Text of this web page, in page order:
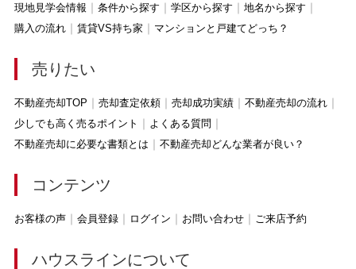
現地見学会情報 条件から探す 学区から探す
地名から探す
購入の流れ
賃貸VS持ち家 マンションと戸建てどっち？
売りたい
不動産売却TOP 売却査定依頼 売却成功実績
不動産売却の流れ
少しでも高く売るポイント
よくある質問
不動産売却に必要な書類とは
不動産売却どんな業者が良い？
コンテンツ
お客様の声 会員登録 ログイン お問い合わせ ご来店予約
ハウスラインについて